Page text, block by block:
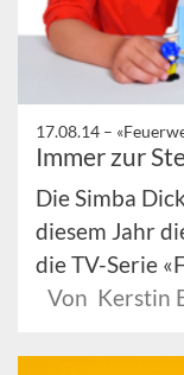
17.08.14 –
Immer zur
Die Simba
diesem Jahr
die TV-Serie
Von Kerstin